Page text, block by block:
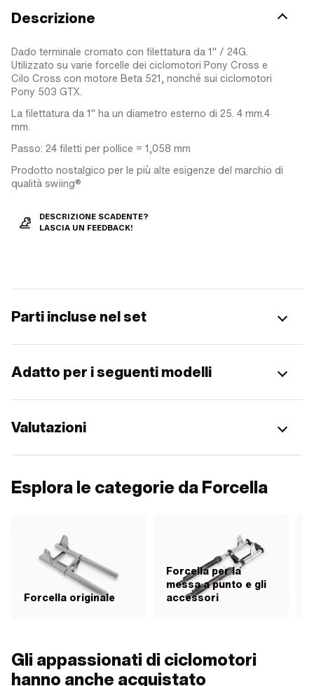
Descrizione
Dado terminale cromato con filettatura da 1" / 24G.
Utilizzato su varie forcelle dei ciclomotori Pony Cross e
Cilo Cross con motore Beta 521, nonché sui ciclomotori
Pony 503 GTX.
La filettatura da 1" ha un diametro esterno di 25. 4 mm.4
mm.
Passo: 24 filetti per pollice = 1,058 mm
Prodotto nostalgico per le più alte esigenze del marchio di
qualità swiing®
DESCRIZIONE SCADENTE?
LASCIA UN FEEDBACK!
Parti incluse nel set
Adatto per i seguenti modelli
Valutazioni
Esplora le categorie da Forcella
Forcella originale
Forcella per la
messa a punto e gli
accessori
Gli appassionati di ciclomotori
hanno anche acquistato